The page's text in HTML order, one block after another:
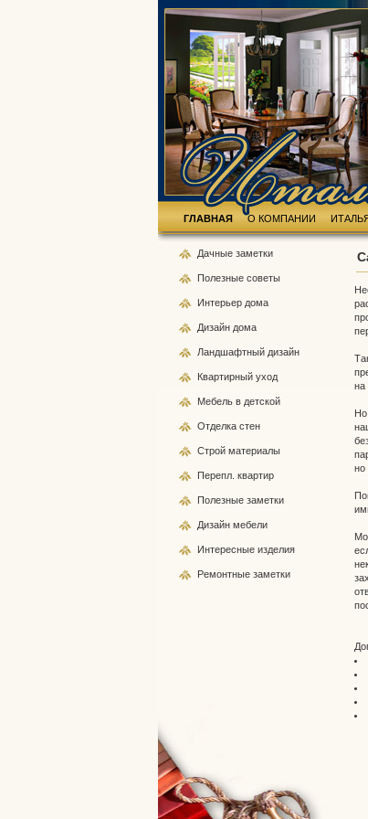
на
но
Дачные заметки
Полезные советы
Интерьер дома
Дизайн дома
Ландшафтный дизайн
Квартирный уход
Мебель в детской
Отделка стен
Строй материалы
Перепл. квартир
Полезные заметки
Дизайн мебели
Интересные изделия
Ремонтные заметки
ГЛАВНАЯ О КОМПАНИИ